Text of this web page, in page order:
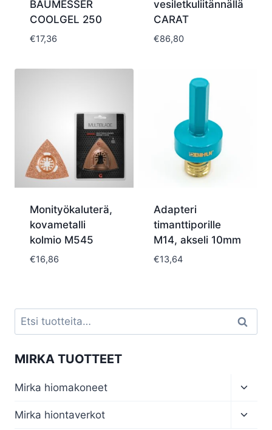
BAUMESSER
COOLGEL 250
€17,36
vesiletkuliitännällä
CARAT
€86,80
Monityökaluterä,
kovametalli
kolmio M545
€16,86
Adapteri
timanttiporille
M14, akseli 10mm
€13,64
Etsi: Haku
MIRKA TUOTTEET
Mirka hiomakoneet
menu
Mirka hiontaverkot